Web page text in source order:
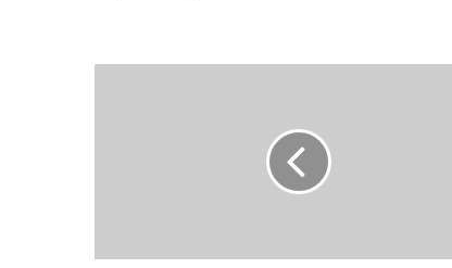
toku